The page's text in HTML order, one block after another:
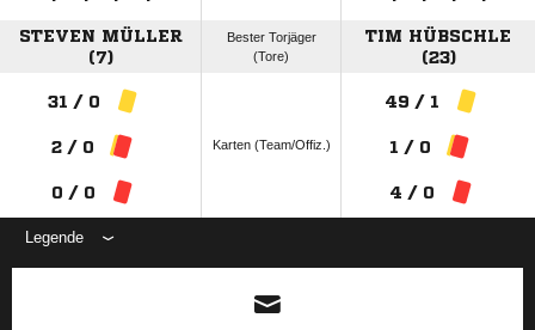
STEVEN MÜLLER
(7)
Bester Torjäger
(Tore)
TIM HÜBSCHLE
(23)
31 / 0
2 / 0
0 / 0
Karten (Team/Offiz.)
49 / 1
1 / 0
4 / 0
Legende
ANZEIGE